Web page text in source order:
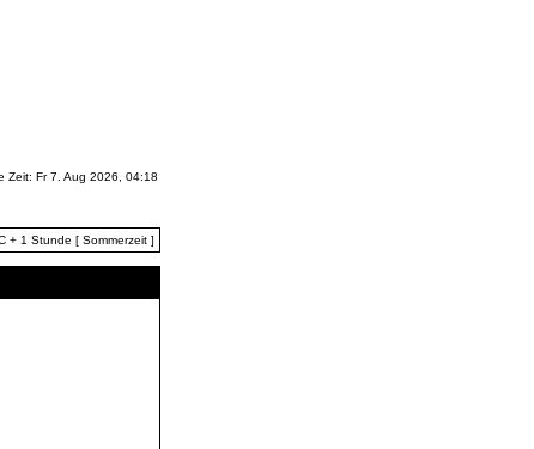
Zeit: Fr 7. Aug 2026, 04:18
+ 1 Stunde [ Sommerzeit ]